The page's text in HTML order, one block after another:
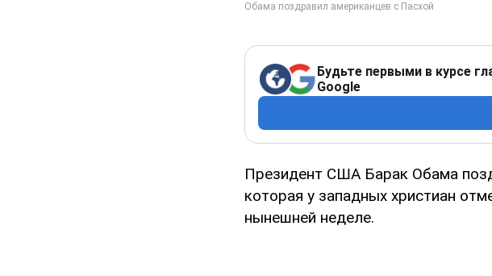
Будьте первыми в курсе
Google
Президент США Барак Обама
которая у западных христиан
нынешней неделе.